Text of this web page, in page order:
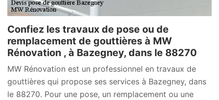
Confiez les travaux de pose ou de
remplacement de gouttières à MW
Rénovation , à Bazegney, dans le 88270
MW Rénovation est un professionnel en travaux de
gouttières qui propose ses services à Bazegney, dans
le 88270. Pour une pose, un remplacement ou une